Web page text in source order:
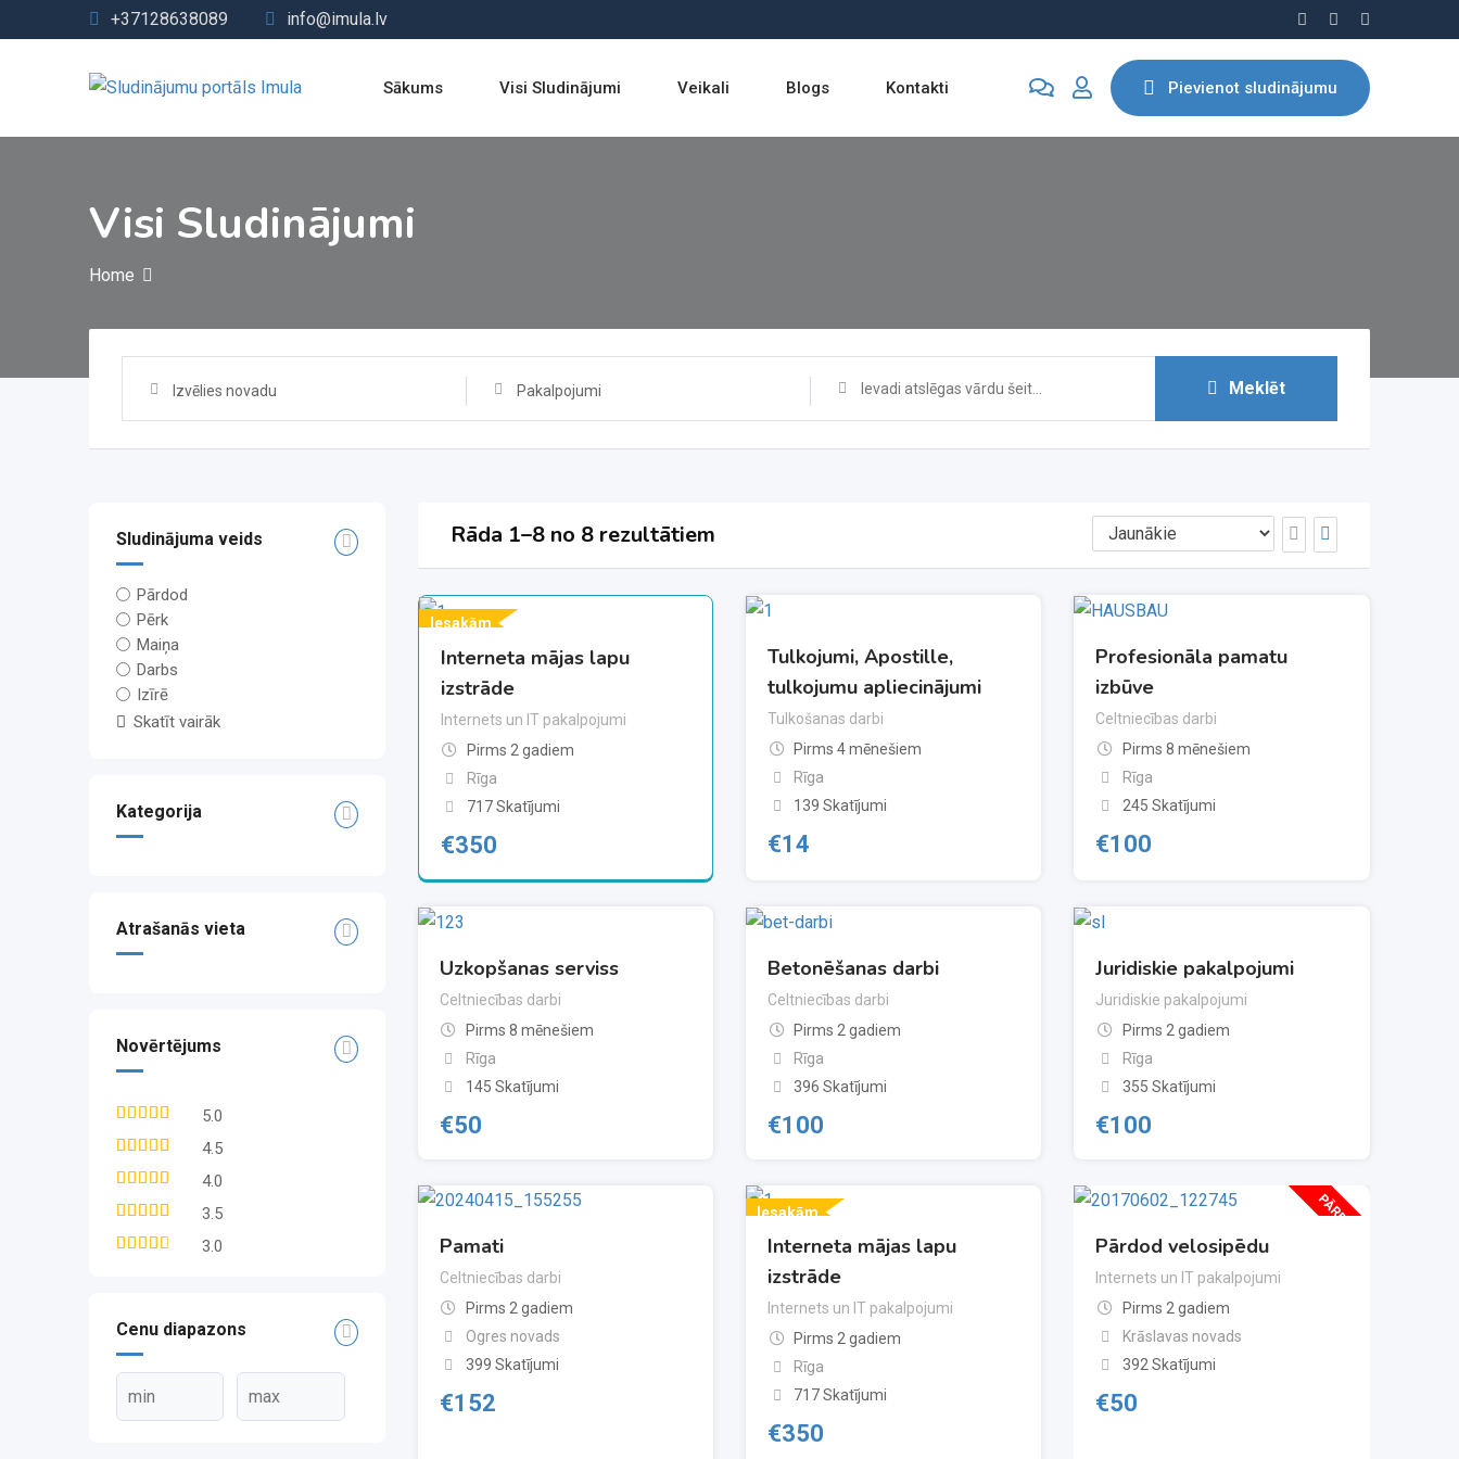
to
+37128638089 info@imula.lv
Sākums Visi Sludinājumi Veikali Blogs Kontakti Pievienot sludinājumu
Visi Sludinājumi
Home
Izvēlies novadu Pakalpojumi Meklēt
Sludinājuma veids
Pārdod
Pērk
Maiņa
Darbs
Izīrē
Skatīt vairāk
Kategorija
Atrašanās vieta
Novērtējums
5.0
4.5
4.0
3.5
3.0
Cenu diapazons
Rāda 1–8 no 8 rezultātiem
Iesakām
Interneta mājas lapu
izstrāde
Internets un IT pakalpojumi
Pirms 2 gadiem
Rīga
717 Skatījumi
€350
Tulkojumi, Apostille,
tulkojumu apliecinājumi
Tulkošanas darbi
Pirms 4 mēnešiem
Rīga
139 Skatījumi
€14
Profesionāla pamatu
izbūve
Celtniecības darbi
Pirms 8 mēnešiem
Rīga
245 Skatījumi
€100
Uzkopšanas serviss
Celtniecības darbi
Pirms 8 mēnešiem
Rīga
145 Skatījumi
€50
Betonēšanas darbi
Celtniecības darbi
Pirms 2 gadiem
Rīga
396 Skatījumi
€100
Juridiskie pakalpojumi
Juridiskie pakalpojumi
Pirms 2 gadiem
Rīga
355 Skatījumi
€100
Pamati
Celtniecības darbi
Pirms 2 gadiem
Ogres novads
399 Skatījumi
€152
Iesakām
Interneta mājas lapu
izstrāde
Internets un IT pakalpojumi
Pirms 2 gadiem
Rīga
717 Skatījumi
€350
PĀRDOTS
Pārdod velosipēdu
Internets un IT pakalpojumi
Pirms 2 gadiem
Krāslavas novads
392 Skatījumi
€50